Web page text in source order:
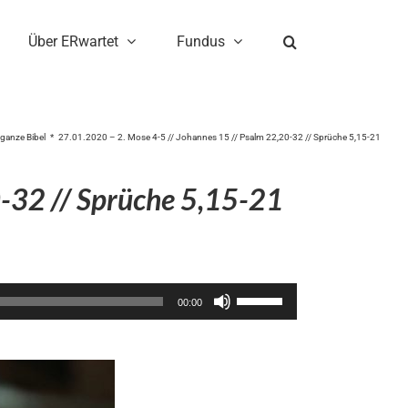
Über ERwartet Fundus
Bibel 27.01.2020 – 2. Mose 4-5 // Johannes 15 // Psalm 22,20-32 // Sprüche 5,15-21
32 // Sprüche 5,15-21
00:00